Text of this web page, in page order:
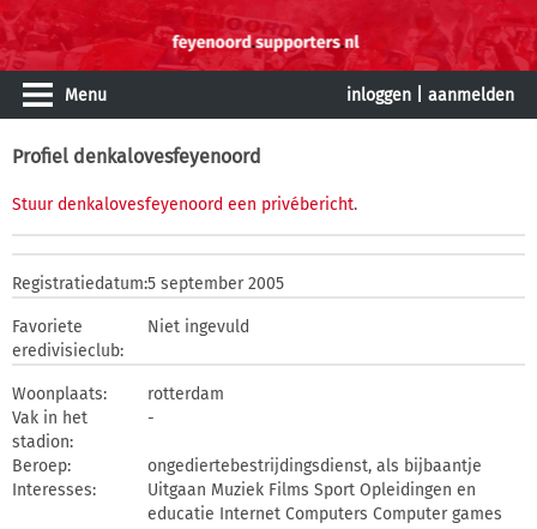
Menu inloggen aanmelden
Profiel denkalovesfeyenoord
Stuur denkalovesfeyenoord een privébericht.
Registratiedatum:5 september 2005
Favoriete
eredivisieclub:
Niet ingevuld
Woonplaats:
rotterdam
Vak in het
stadion:
-
Beroep:
ongediertebestrijdingsdienst, als bijbaantje
Interesses:
Uitgaan Muziek Films Sport Opleidingen en
educatie Internet Computers Computer games